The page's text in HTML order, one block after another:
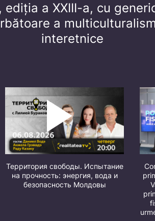
ediția a XXIII-a, cu
a
interetnice
Территория свободы. Испытание
на прочность: энергия, вода и
безопасность Молдовы